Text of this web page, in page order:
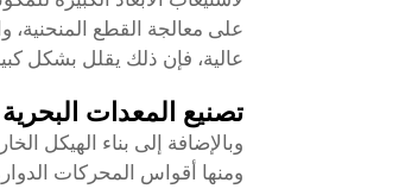
على معالجة القطع المنحنية،
عالية، فإن ذلك يقلل بشكل
تصنيع المعدات البحرية
وبالإضافة إلى بناء الهيكل
ومنها أقواس المحركات